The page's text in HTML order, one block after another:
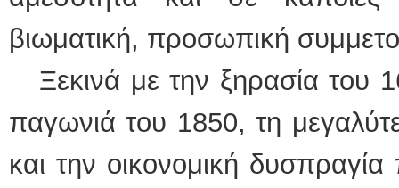
βιωματική, προσωπική
Ξεκινά με την ξηρασία του
παγωνιά του 1850, τη
και την οικονομική